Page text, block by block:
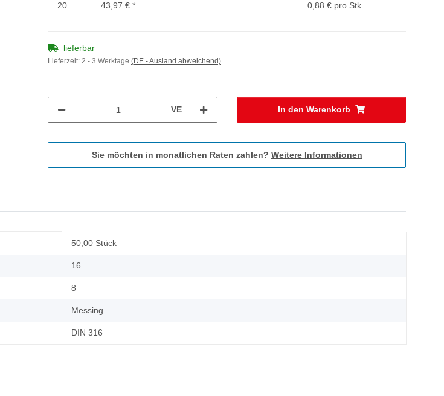
20 43,97 € * 0,88 € pro Stk
lieferbar
Lieferzeit: 2 - 3 Werktage (DE - Ausland abweichend)
VE In den Warenkorb
Sie möchten in monatlichen Raten zahlen? Weitere Informationen
50,00 Stück
16
8
Messing
DIN 316